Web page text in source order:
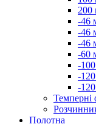
200
-46
-46
-46
-60
-
-
-
Темперні
Полотна